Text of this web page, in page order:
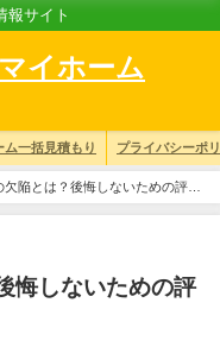
報サイト
イホーム
ム一括見積もり プライバシーポ
陥とは？後悔しないための評判
悔しないための評